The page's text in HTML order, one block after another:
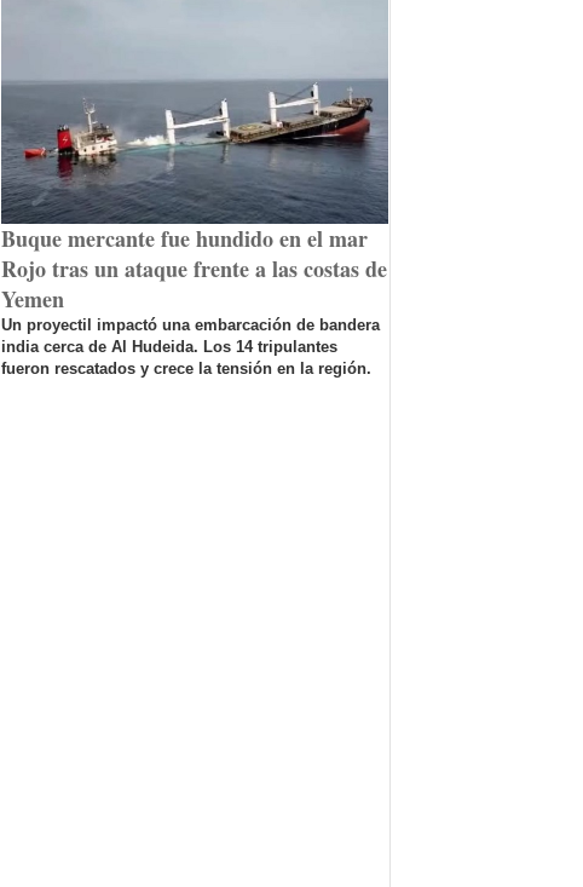
Buque mercante fue hundido en el mar
Rojo tras un ataque frente a las costas de
Yemen
Un proyectil impactó una embarcación de bandera
india cerca de Al Hudeida. Los 14 tripulantes
fueron rescatados y crece la tensión en la región.